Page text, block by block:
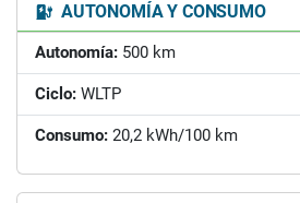
AUTONOMÍA Y CONSUMO
Autonomía: 500 km
Ciclo: WLTP
Consumo: 20,2 kWh/100 km